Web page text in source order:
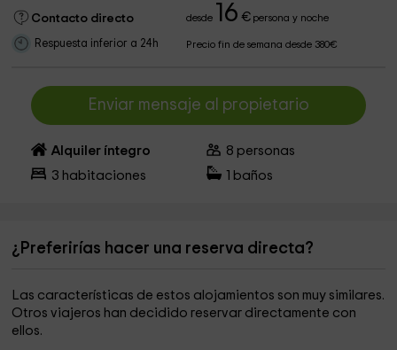
Contacto directo desde 16 €persona y noche
Respuesta inferior a 24h Precio fin de semana desde 380€
Enviar mensaje al propietario
Alquiler íntegro 8 personas
3 habitaciones baños
¿Preferirías hacer una reserva directa?
Las características de estos alojamientos son muy similares.
Otros viajeros han decidido reservar directamente con
ellos.